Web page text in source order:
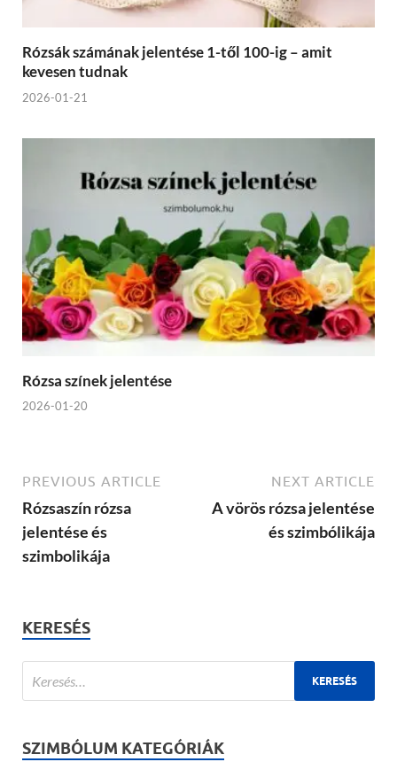
Rózsák számának jelentése 1-től 100-ig – amit
kevesen tudnak
2026-01-21
Rózsa színek jelentése
2026-01-20
PREVIOUS ARTICLE
Rózsaszín rózsa
jelentése és
szimbolikája
NEXT ARTICLE
A vörös rózsa jelentése
és szimbólikája
KERESÉS
SZIMBÓLUM KATEGÓRIÁK